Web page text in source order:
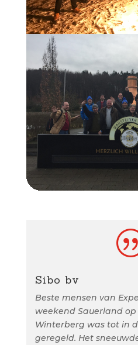
Sibo bv
Beste mensen van
weekend Sauerland op
Winterberg was tot in
geregeld. Het